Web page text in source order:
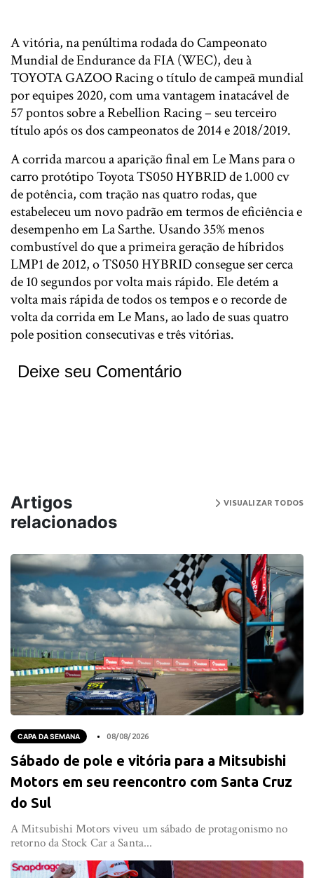
A vitória, na penúltima rodada do Campeonato
Mundial de Endurance da FIA (WEC), deu à
TOYOTA GAZOO Racing o título de campeã mundial
por equipes 2020, com uma vantagem inatacável de
57 pontos sobre a Rebellion Racing – seu terceiro
título após os dos campeonatos de 2014 e 2018/2019.
A corrida marcou a aparição final em Le Mans para o
carro protótipo Toyota TS050 HYBRID de 1.000 cv
de potência, com tração nas quatro rodas, que
estabeleceu um novo padrão em termos de eficiência e
desempenho em La Sarthe. Usando 35% menos
combustível do que a primeira geração de híbridos
LMP1 de 2012, o TS050 HYBRID consegue ser cerca
de 10 segundos por volta mais rápido. Ele detém a
volta mais rápida de todos os tempos e o recorde de
volta da corrida em Le Mans, ao lado de suas quatro
pole position consecutivas e três vitórias.
Deixe seu Comentário
Artigos
relacionados
VISUALIZAR TODOS
CAPA DA SEMANA 08/08/2026
Sábado de pole e vitória para a Mitsubishi
Motors em seu reencontro com Santa Cruz
do Sul
A Mitsubishi Motors viveu um sábado de protagonismo no
retorno da Stock Car a Santa...